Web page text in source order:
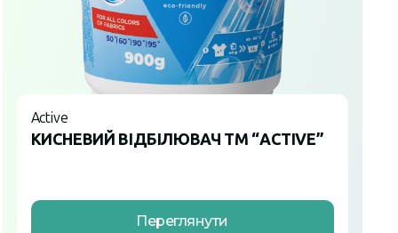
Active
КИСНЕВИЙ ВІДБІЛЮВАЧ ТМ “ACTIVE”
Переглянути